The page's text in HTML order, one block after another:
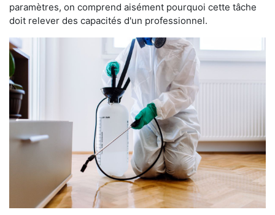
paramètres, on comprend aisément pourquoi cette tâche
doit relever des capacités d'un professionnel.